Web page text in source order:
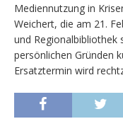
Mediennutzung in
Weichert, die am 21.
und
persönlichen Gründen
Ersatztermin wird